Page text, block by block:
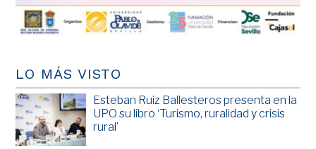
LO MÁS VISTO
Esteban Ruiz Ballesteros presenta en la
UPO su libro ‘Turismo, ruralidad y crisis
rural’